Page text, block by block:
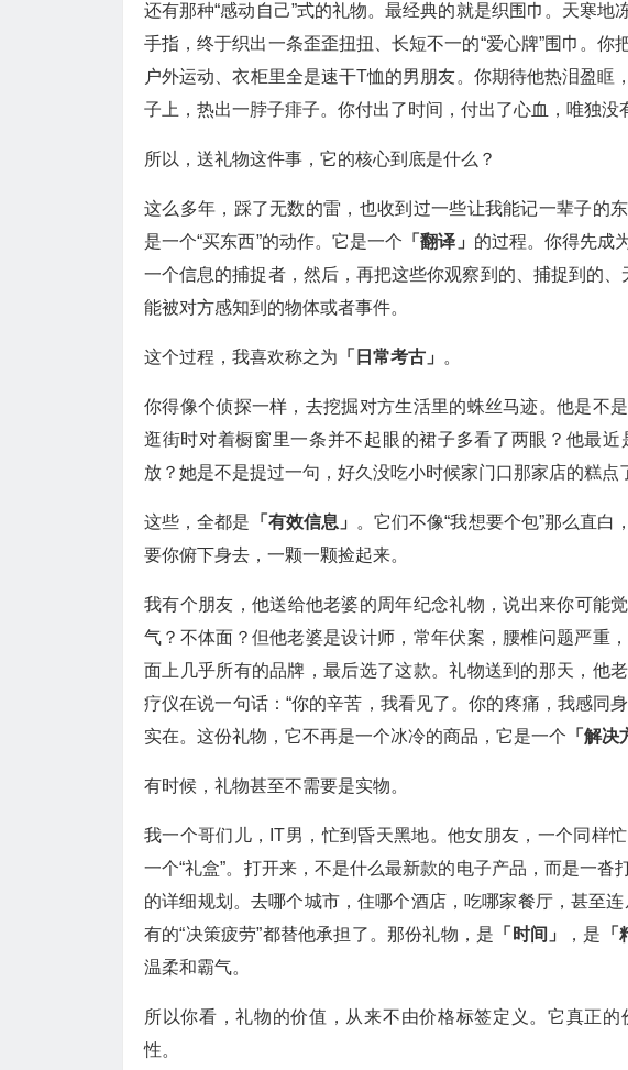
还有那种“感动自己”式的礼物。最经典的就是织围巾。天寒
手指，终于织出一条歪歪扭扭、长短不一的“爱心牌”围巾。
户外运动、衣柜里全是速干T恤的男朋友。你期待他热泪盈眶
子上，热出一脖子痱子。你付出了时间，付出了心血，唯独没
所以，送礼物这件事，它的核心到底是什么？
这么多年，踩了无数的雷，也收到过一些让我能记一辈子的
是一个“买东西”的动作。它是一个 「翻译」 的过程。你得先成
一个信息的捕捉者，然后，再把这些你观察到的、捕捉到的、
能被对方感知到的物体或者事件。
这个过程，我喜欢称之为 「日常考古」 。
你得像个侦探一样，去挖掘对方生活里的蛛丝马迹。他是不
逛街时对着橱窗里一条并不起眼的裙子多看了两眼？他最
放？她是不是提过一句，好久没吃小时候家门口那家店的糕点
这些，全都是 「有效信息」
。它们不像“我想要个包”那么直
要你俯下身去，一颗一颗捡起来。
我有个朋友，他送给他老婆的周年纪念礼物，说出来你可
气？不体面？但他老婆是设计师，常年伏案，腰椎问题严重
面上几乎所有的品牌，最后选了这款。礼物送到的那天，他
疗仪在说一句话：“你的辛苦，我看见了。你的疼痛，我感同
实在。这份礼物，它不再是一个冰冷的商品，它是一个 「解决
有时候，礼物甚至不需要是实物。
我一个哥们儿，IT男，忙到昏天黑地。他女朋友，一个同样
一个“礼盒”。打开来，不是什么最新款的电子产品，而是一
的详细规划。去哪个城市，住哪个酒店，吃哪家餐厅，甚至
有的“决策疲劳”都替他承担了。那份礼物，是 「时间」 ，是 「
温柔和霸气。
所以你看，礼物的价值，从来不由价格标签定义。它真正
性。